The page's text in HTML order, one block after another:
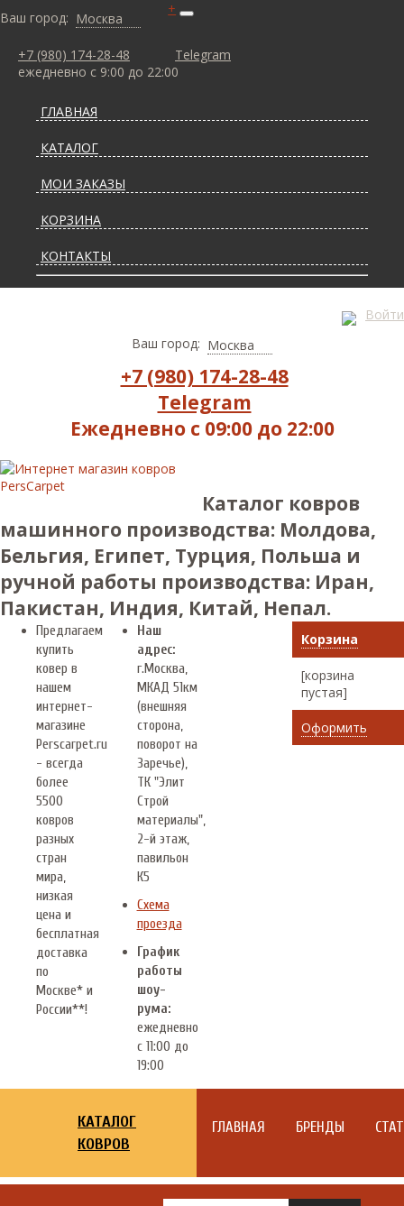
Ваш город: Москва
+7 (980) 174-28-48
Telegram
ежедневно с 9:00 до 22:00
+
ГЛАВНАЯ
КАТАЛОГ
МОИ ЗАКАЗЫ
КОРЗИНА
КОНТАКТЫ
ДОСТАВКА И ОПЛАТА
Войти
Ваш город: Москва
+7 (980) 174-28-48
Telegram
Ежедневно с 09:00 до 22:00
Каталог ковров
машинного производства: Молдова,
Бельгия, Египет, Турция, Польша и
ручной работы производства: Иран,
Пакистан, Индия, Китай, Непал.
Предлагаем
купить
ковер в
нашем
интернет-
магазине
Perscarpet.ru
- всегда
более
5500
ковров
разных
стран
мира,
низкая
цена и
бесплатная
доставка
по
Москве* и
России**!
Наш
адрес:
г.Москва
МКАД 51км
(внешняя
сторона,
поворот на
Заречье),
ТК "Элит
Строй
материалы",
2-й этаж,
павильон
К5
Схема
проезда
График
работы
шоу-
рума:
ежедневно
с 11:00 до
19:00
Корзина
[корзина
пустая]
Оформить
КАТАЛОГ
КОВРОВ
ГЛАВНАЯ БРЕНДЫ